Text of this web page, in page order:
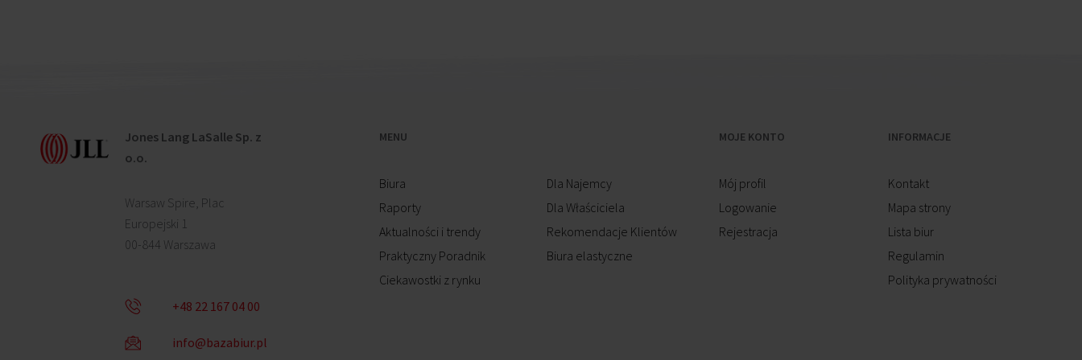
Jones Lang LaSalle Sp. z
o.o.
Warsaw Spire, Plac
Europejski 1
00-844 Warszawa
+48 22 167 04 00
info@bazabiur.pl
MENU
Biura
Raporty
Aktualności i trendy
Praktyczny Poradnik
Ciekawostki z rynku
Dla Najemcy
Dla Właściciela
Rekomendacje Klientów
Biura elastyczne
MOJE KONTO
Mój profil
Logowanie
Rejestracja
INFORMACJE
Kontakt
Mapa strony
Lista biur
Regulamin
Polityka prywatności